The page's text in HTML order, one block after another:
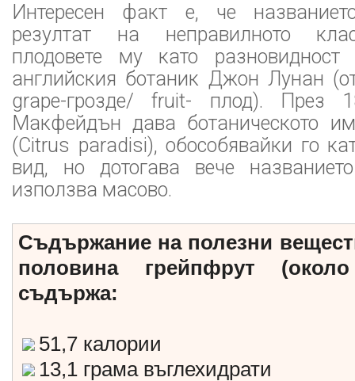
Интересен факт е, че
резултат на неправилното
плодовете му като
английския ботаник Джон Лунан
grape-грозде/ fruit- плод). През
Макфейдън дава ботаническото
(Citrus paradisi), обособявайки го
вид, но дотогава вече
използва масово.
Съдържание на полезни
половина грейпфрут
съдържа:
51,7 калории
13,1 грама въглехидрати